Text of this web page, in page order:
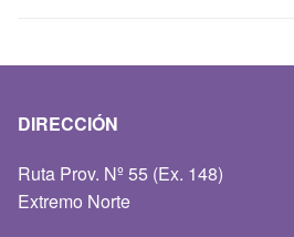
DIRECCIÓN
Ruta Prov. Nº 55 (Ex. 148)
Extremo Norte